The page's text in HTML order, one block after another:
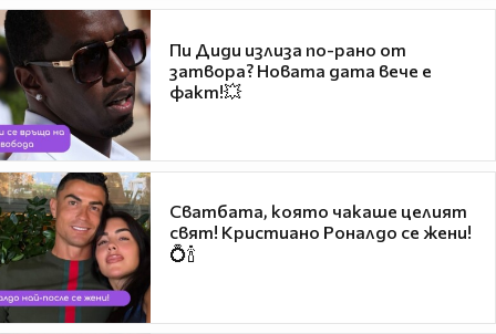
Пи Диди излиза по-рано от
затвора? Новата дата вече е
факт!💥
Сватбата, която чакаше целият
свят! Кристиано Роналдо се жени!
💍🍾